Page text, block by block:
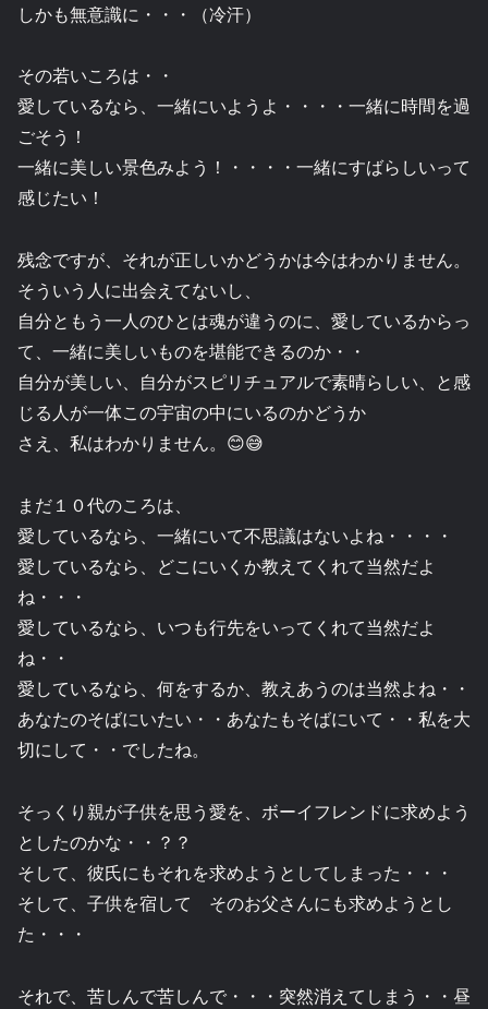
しかも無意識に・・・（冷汗）
その若いころは・・
愛しているなら、一緒にいようよ・・・・一緒に時間を過
ごそう！
一緒に美しい景色みよう！・・・・一緒にすばらしいって
感じたい！
残念ですが、それが正しいかどうかは今はわかりません。
そういう人に出会えてないし、
自分ともう一人のひとは魂が違うのに、愛しているからっ
て、一緒に美しいものを堪能できるのか・・
自分が美しい、自分がスピリチュアルで素晴らしい、と感
じる人が一体この宇宙の中にいるのかどうか
さえ、私はわかりません。😊😅
まだ１０代のころは、
愛しているなら、一緒にいて不思議はないよね・・・・
愛しているなら、どこにいくか教えてくれて当然だよ
ね・・・
愛しているなら、いつも行先をいってくれて当然だよ
ね・・
愛しているなら、何をするか、教えあうのは当然よね・・
あなたのそばにいたい・・あなたもそばにいて・・私を大
切にして・・でしたね。
そっくり親が子供を思う愛を、ボーイフレンドに求めよう
としたのかな・・？？
そして、彼氏にもそれを求めようとしてしまった・・・
そして、子供を宿して そのお父さんにも求めようとし
た・・・
それで、苦しんで苦しんで・・・突然消えてしまう・・昼